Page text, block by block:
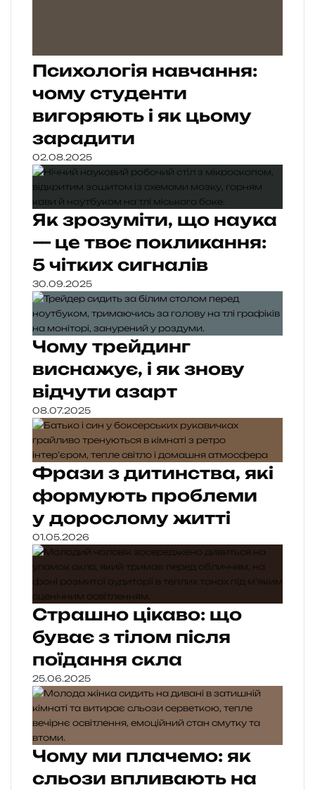
Психологія навчання:
чому студенти
вигоряють і як цьому
зарадити
02.08.2025
Як зрозуміти, що наука
— це твоє покликання:
5 чітких сигналів
30.09.2025
Чому трейдинг
виснажує, і як знову
відчути азарт
08.07.2025
Фрази з дитинства, які
формують проблеми
у дорослому житті
01.05.2026
Страшно цікаво: що
буває з тілом після
поїдання скла
25.06.2025
Чому ми плачемо: як
сльози впливають на